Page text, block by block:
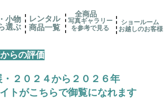
小物
選ぶ
レンタル
​商品一覧
写真ギャラリー
を参考で見る
全商品
らの評価
２０２４から２０２６年
ライトがこちらで御覧になれます
ショールーム
お越しのお客様